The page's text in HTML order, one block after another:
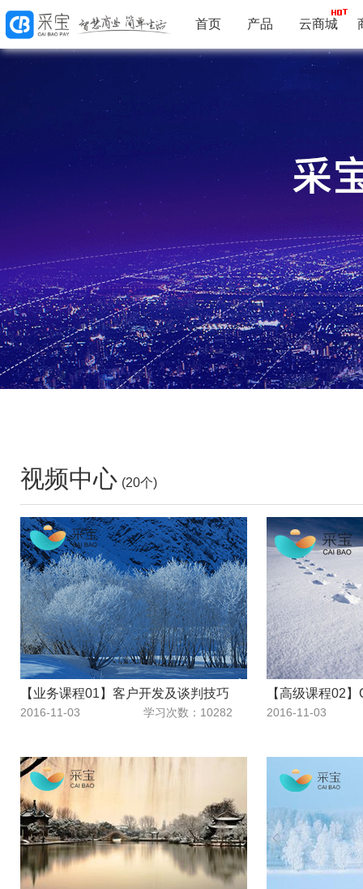
首页 产品 云商城
视频中心 (20个)
【业务课程01】客户开发及谈判技巧
学习次数：10282
2016-11-03
【高级课程02
2016-11-03